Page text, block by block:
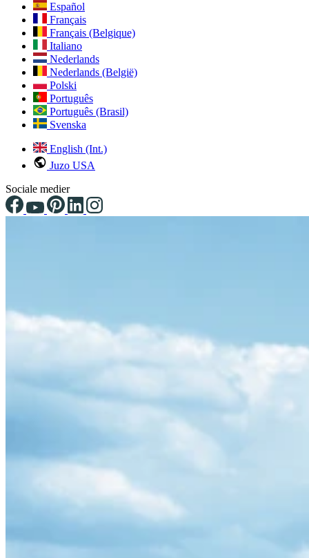
Español
Français
Français (Belgique)
Italiano
Nederlands
Nederlands (België)
Polski
Português
Português (Brasil)
Svenska
English (Int.)
Juzo USA
Sociale medier